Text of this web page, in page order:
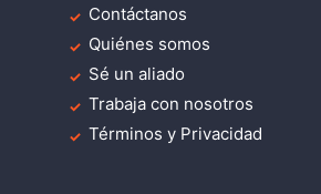
Contáctanos
Quiénes somos
Sé un aliado
Trabaja con nosotros
Términos y Privacidad